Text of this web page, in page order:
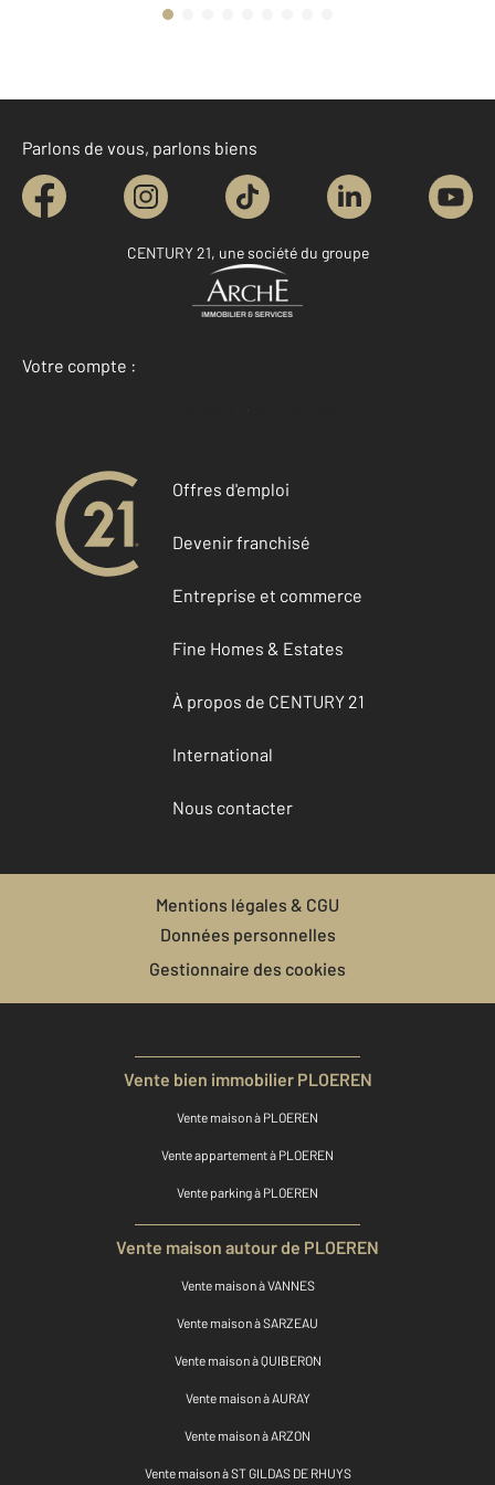
Parlons de vous, parlons biens
CENTURY 21, une société du groupe
Votre compte :
Accéder à mon compte
Offres d'emploi
Devenir franchisé
Entreprise et commerce
Fine Homes & Estates
À propos de CENTURY 21
International
Nous contacter
Mentions légales & CGU
Données personnelles
Gestionnaire des cookies
Vente bien immobilier PLOEREN
Vente maison à PLOEREN
Vente appartement à PLOEREN
Vente parking à PLOEREN
Vente maison autour de PLOEREN
Vente maison à VANNES
Vente maison à SARZEAU
Vente maison à QUIBERON
Vente maison à AURAY
Vente maison à ARZON
Vente maison à ST GILDAS DE RHUYS